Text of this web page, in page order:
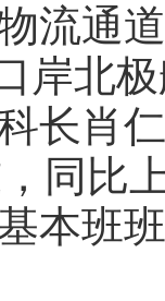
流通
岸北
长肖
同比
本班